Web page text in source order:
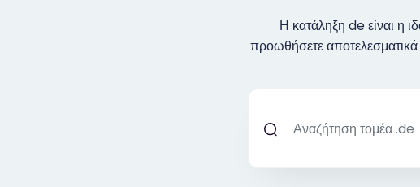
Η κατάληξη de είναι η
προωθήσετε